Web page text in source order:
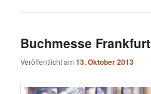
Buchmesse Frankfurt
Veröffentlicht am13. Oktober 2013